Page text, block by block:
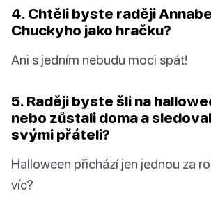
4. Chtěli byste raději
Chuckyho jako hračku?
Ani s jedním nebudu moci spát!
5. Raději byste šli na
nebo zůstali doma a
svými přáteli?
Halloween přichází jen jednou za
víc?